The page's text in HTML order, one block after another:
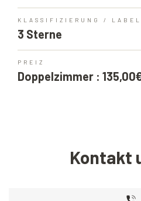
KLASSIFIZIERUNG / LABEL
3 Sterne
PREIZ
Doppelzimmer :
Kontakt